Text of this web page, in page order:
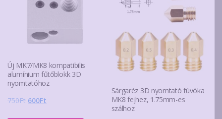
termékoldalon
választhatók
A
a
ki
Új MK7/MK8 kompatibilis
alumínium fűtőblokk 3D
nyomtatóhoz
750Ft Original
600Ft
Sárgaréz 3D nyomtató fúvóka
MK8 fejhez, 1.75mm-es
szálhoz